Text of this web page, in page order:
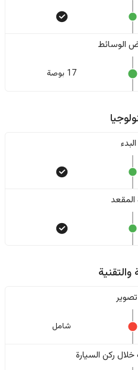
الوسائط
17 بوصة
المقعد
والتقنية
شامل
ركن السيارة